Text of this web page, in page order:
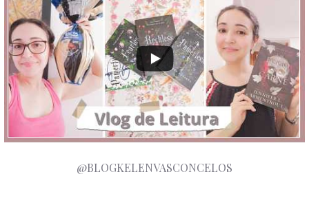
@BLOGKELENVASCONCELOS